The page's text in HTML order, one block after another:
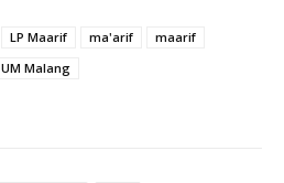
LP Maarif ma'arif
maarif
UM Malang